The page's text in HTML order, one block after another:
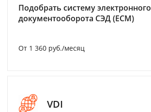
Подобрать систему электронного
документооборота СЭД (ECM)
От 1 360 руб./месяц
VDI